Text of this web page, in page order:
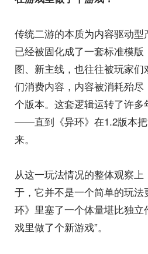
传统二游的本质为内容驱动
已经被固化成了一套标准模
图、新主线，也往往被玩家们
们消费内容，内容被消耗殆
个版本。这套逻辑运转了许
——直到《异环》在1.2版本把
来。
从这一玩法情况的整体观察
于，它并不是一个简单的玩
环》里塞了一个体量堪比独立
戏里做了个新游戏”。